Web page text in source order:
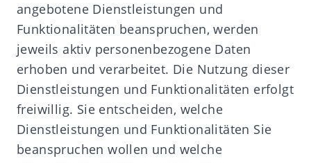
angebotene Dienstleistungen und
Funktionalitäten beanspruchen, werden
jeweils aktiv personenbezogene Daten
erhoben und verarbeitet. Die Nutzung dieser
Dienstleistungen und Funktionalitäten erfolgt
freiwillig. Sie entscheiden, welche
Dienstleistungen und Funktionalitäten Sie
beanspruchen wollen und welche